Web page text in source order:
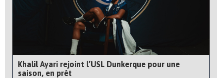
Khalil Ayari rejoint l’USL Dunkerque pour une
saison, en prêt